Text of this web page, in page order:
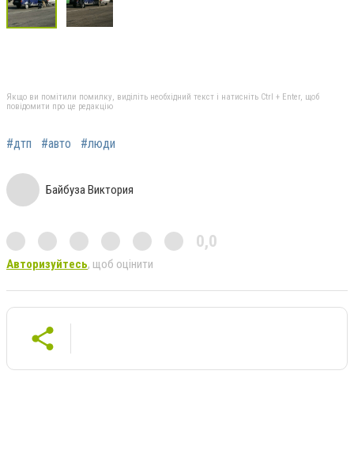
Якщо ви помітили помилку, виділіть необхідний текст і натисніть Ctrl + Enter, щоб
повідомити про це редакцію
#дтп #авто #люди
Байбуза Виктория
0,0
Авторизуйтесь, щоб оцінити